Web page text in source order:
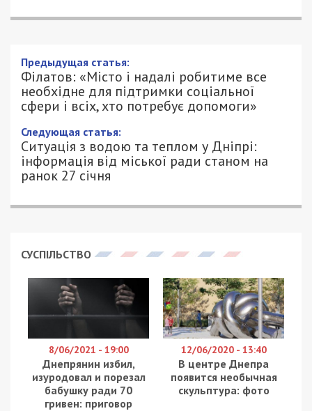
Предыдущая статья:
Філатов: «Місто і надалі робитиме все
необхідне для підтримки соціальної
сфери і всіх, хто потребує допомоги»
Следующая статья:
Ситуація з водою та теплом у Дніпрі:
інформація від міської ради станом на
ранок 27 січня
СУСПІЛЬСТВО
8/06/2021 - 19:00
Днепрянин избил,
изуродовал и порезал
бабушку ради 70
гривен: приговор
12/06/2020 - 13:40
В центре Днепра
появится необычная
скульптура: фото